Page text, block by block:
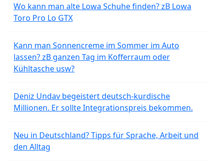
Wo kann man alte Lowa Schuhe finden? zB Lowa
Toro Pro Lo GTX
Kann man Sonnencreme im Sommer im Auto
lassen? zB ganzen Tag im Kofferraum oder
Kühltasche usw?
Deniz Undav begeistert deutsch-kurdische
Millionen. Er sollte Integrationspreis bekommen.
Neu in Deutschland? Tipps für Sprache, Arbeit und
den Alltag